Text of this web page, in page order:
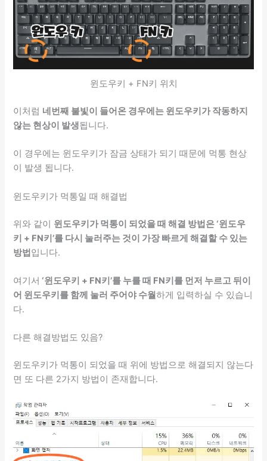
윈도우키 + FN키 위치
이처럼 네번째 불빛이 들어온 경우에는 윈도우키가 작동하지
않는 현상이 발생됩니다.
이 경우에는 윈도우키가 잠금 상태가 되기 때문에 먹통 현상
이 발생 됩니다.
윈도우키가 먹통일 때 해결법
위와 같이 윈도우키가 먹통이 되었을 때 해결 방법은 ‘윈도우
키 + FN키’를 다시 눌러주는 것이 가장 빠르게 해결할 수 있는
방법 입니다.
여기서 ‘윈도우키 + FN키’를 누를 때 FN키를 먼저 누르고 뒤이
어 윈도우키를 함께 눌러 주어야 수월하게 입력하실 수 있습니
다.
다른 해결방법도 있음?
윈도우키가 먹통이 되었을 때 위에 방법으로 해결되지 않는다
면 또 다른 2가지 방법이 존재합니다.